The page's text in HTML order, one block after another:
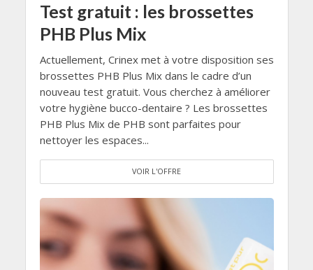
Test gratuit : les brossettes
PHB Plus Mix
Actuellement, Crinex met à votre disposition ses
brossettes PHB Plus Mix dans le cadre d’un
nouveau test gratuit. Vous cherchez à améliorer
votre hygiène bucco-dentaire ? Les brossettes
PHB Plus Mix de PHB sont parfaites pour
nettoyer les espaces...
VOIR L'OFFRE